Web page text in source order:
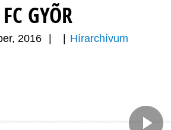
FC GYÕR
2016 Hírarchívum